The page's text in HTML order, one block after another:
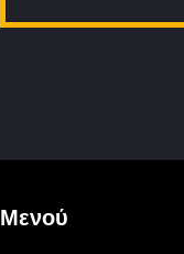
Μενού